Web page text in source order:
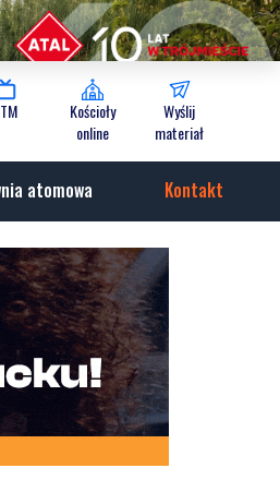
Kościoły
online
Wyślij
materiał
atomowa Kontakt